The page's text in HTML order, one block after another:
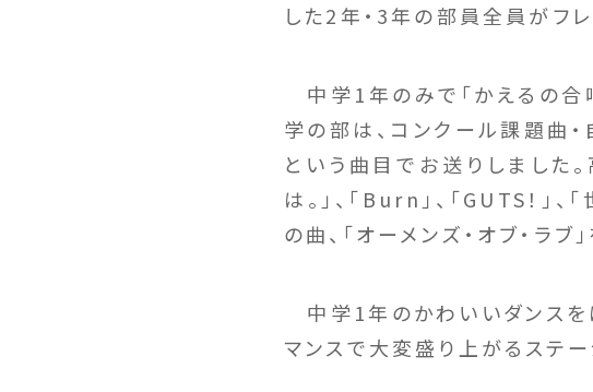
した2年・3年の部員全員がフ
中学1年のみで「かえるの合
学の部は、コンクール課題曲
という曲目でお送りしました
は。」、「Burn」、「GUTS！
の曲、「オーメンズ・オブ・ラブ
中学1年のかわいいダンスを
マンスで大変盛り上がるステー